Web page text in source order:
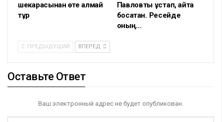
шекарасынан өте алмай
тұр
Павловты ұстап, қайта
босатқан. Ресейде
оның…
ПРЕДЫДУЩИЙ ВПЕРЕД
Оставьте Ответ
Ваш электронный адрес не будет опубликован.